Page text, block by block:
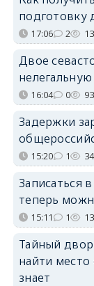
подготовку
17:06 2
Двое
16:04 0
Задержки
15:20 1
Записаться
теперь
15:11 1
Тайный
найти
знает